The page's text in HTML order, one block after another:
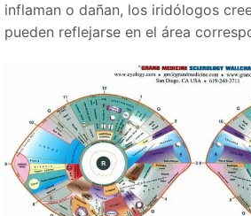
inflaman o dañan, los iridólogos
pueden reflejarse en el área